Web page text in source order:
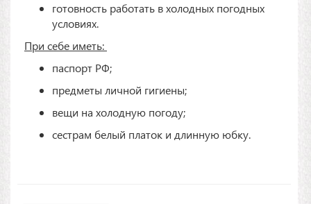
готовность работать в холодных погодных
условиях.
При себе иметь:
паспорт РФ;
предметы личной гигиены;
вещи на холодную погоду;
сестрам белый платок и длинную юбку.